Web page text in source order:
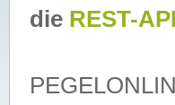
die REST-API